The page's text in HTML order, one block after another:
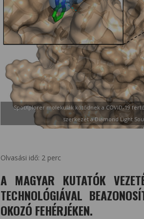
SpotXplorer molekulák kötődnek a COVID-19
szerkezet a Diamond Light
Olvasási idő: 2 perc
A MAGYAR KUTATÓK
TECHNOLÓGIÁVAL
OKOZÓ FEHÉRJÉKEN.